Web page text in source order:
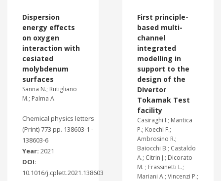
Dispersion
energy effects
on oxygen
interaction with
cesiated
molybdenum
surfaces
Sanna N.; Rutigliano
M.; Palma A.
Chemical physics letters
(Print) 773 pp. 138603-1 -
138603-6
Year: 2021
DOI:
10.1016/j.cplett.2021.138603
First principle-
based multi-
channel
integrated
modelling in
support to the
design of the
Divertor
Tokamak Test
facility
Casiraghi I.; Mantica
P.; Koechl F.;
Ambrosino R.;
Baiocchi B.; Castaldo
A.; Citrin J.; Dicorato
M. ; Frassinetti L.;
Mariani A.; Vincenzi P.;